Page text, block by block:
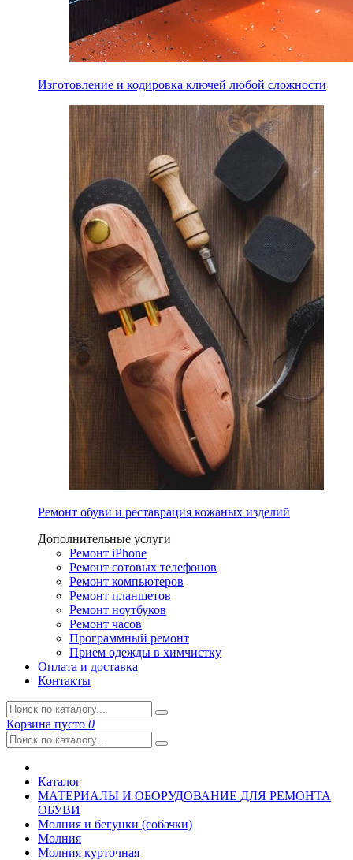
Изготовление и кодировка ключей любой сложности
Ремонт обуви и реставрация кожаных изделий
Дополнительные услуги
Ремонт iPhone
Ремонт сотовых телефонов
Ремонт компьютеров
Ремонт планшетов
Ремонт ноутбуков
Ремонт часов
Программный ремонт
Прием одежды в химчистку
Оплата и доставка
Контакты
Корзина пусто 0
Каталог
МАТЕРИАЛЫ И ОБОРУДОВАНИЕ ДЛЯ РЕМОНТА
ОБУВИ
Молния и бегунки (собачки)
Молния
Молния курточная